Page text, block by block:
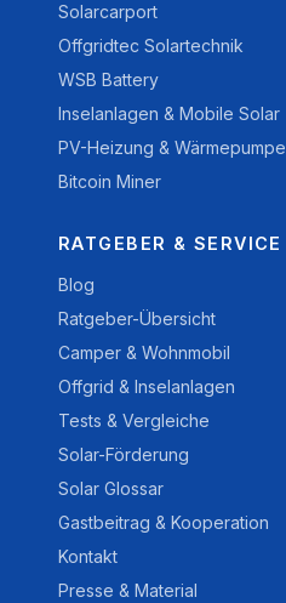
Solarcarport
Offgridtec Solartechnik
WSB Battery
Inselanlagen & Mobile Solar
PV-Heizung & Wärmepumpe
Bitcoin Miner
RATGEBER & SERVICE
Blog
Ratgeber-Übersicht
Camper & Wohnmobil
Offgrid & Inselanlagen
Tests & Vergleiche
Solar-Förderung
Solar Glossar
Gastbeitrag & Kooperation
Kontakt
Presse & Material